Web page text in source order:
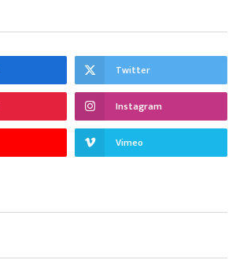
Twitter
Instagram
Vimeo